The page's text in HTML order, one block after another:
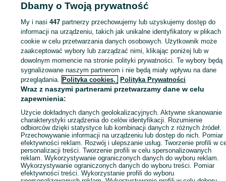
Strona główna Motoryzacja Części samochodowe Osobowe
Osobowe -
Opolskie
Osobowe - Kuniów
KATEGORIA
ID:499084037 Wyświetlenia:
Zadzwoń / SMS Wyślij wiadomość
Dbamy o Twoją prywatność
My i nasi447 partnerzy przechowujemy lub uzyskujemy dostęp do
informacji na urządzeniu, takich jak unikalne identyfikatory w plikach
cookie w celu przetwarzania danych osobowych. Użytkownik może
zaakceptować wybory lub zarządzać nimi, klikając poniżej lub w
dowolnym momencie na stronie polityki prywatności. Te wybory będą
sygnalizowane naszym partnerom i nie będą miały wpływu na dane
przeglądania. Polityka cookies, Polityka Prywatności
Wraz z naszymi partnerami przetwarzamy dane w celu
zapewnienia:
Użycie dokładnych danych geolokalizacyjnych. Aktywne skanowanie
charakterystyki urządzenia do celów identyfikacji. Rozumienie
odbiorców dzięki statystyce lub kombinacji danych z różnych źródeł.
Przechowywanie informacji na urządzeniu lub dostęp do nich. Pomiar
efektywności reklam. Rozwój i ulepszanie usług. Tworzenie profili w
personalizacji treści. Tworzenie profili w celu spersonalizowanych
reklam. Wykorzystywanie ograniczonych danych do wyboru reklam.
Wykorzystywanie ograniczonych danych do wyboru treści. Pomiar
efektywności treści. Wykorzystanie profili do wyboru